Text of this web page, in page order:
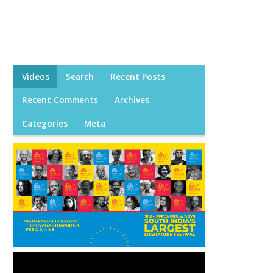
Videos Search Recent Posts
Recent Comments Archives
Categories Meta